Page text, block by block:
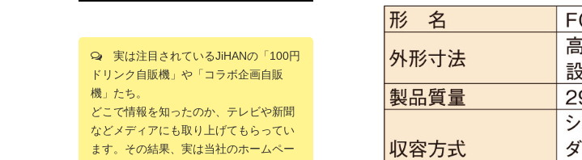
実は注目されているJiHANの「100円
ドリンク自販機」や「コラボ企画自販
機」たち。
どこで情報を知ったのか、テレビや新聞
などメディアにも取り上げてもらってい
ます。その結果、実は当社のホームペー